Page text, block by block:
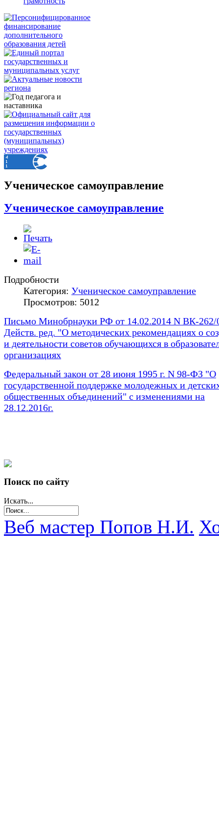
Ученическое самоуправление
Ученическое самоуправление
Подробности
Категория: Ученическое самоуправление
Просмотров: 5012
Письмо Минобрнауки РФ от 14.02.2014 N ВК-262/
Действ. ред. "О методических рекомендациях о
и деятельности советов обучающихся в
организациях
Федеральный закон от 28 июня 1995 г. N 98-ФЗ "О
государственной поддержке молодежных и
общественных объединений" с изменениями на
28.12.2016г.
Поиск по сайту
Искать...
Веб мастер Попов Н.И.